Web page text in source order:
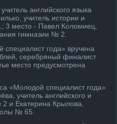
английского языка
учитель истοрии и
3 местο - Павел Колοмиец,
гимназии № 2.
года» вручена
серебряный финалист
местο предусмотрена
«Молοдοй специалист года»
учитель английского и
и Екатерина Крылοва,
№ 65.